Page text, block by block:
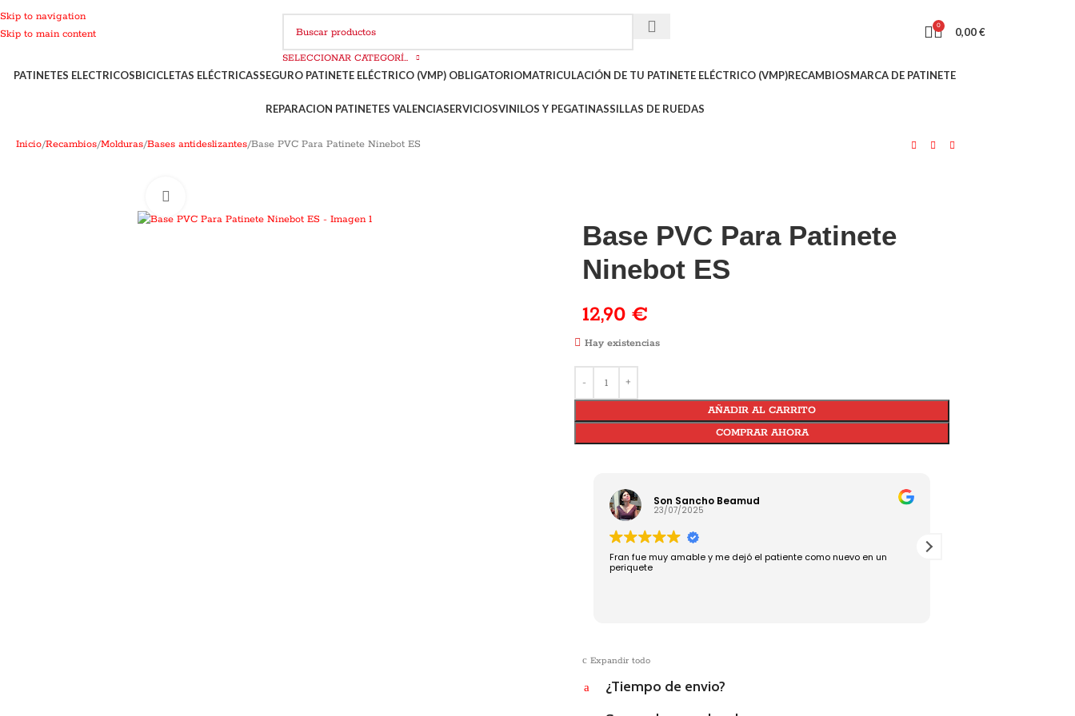
Skip to navigation
Skip to main content
SELECCIONAR CATEGORÍA
0 0,00€
PATINETES ELECTRICOSBICICLETAS ELÉCTRICASSEGURO PATINETE ELÉCTRICO (VMP) OBLIGATORIOMATRICULACIÓN DE TU PATINETE ELÉCTRICO (VMP)RECAMBIOSMARCA DE PATINETE
REPARACION PATINETES VALENCIASERVICIOSVINILOS Y PEGATINASSILLAS DE RUEDAS
Inicio Recambios Molduras Bases antideslizantes Base PVC Para Patinete Ninebot ES
Base PVC Para Patinete
Ninebot ES
12,90€
Son Sancho Beamud
23/07/2025
Fran fue muy amable y me dejó el patiente como nuevo en un
periquete
c Expandir todo
a
¿Tiempo de envio?
Hay existencias
AÑADIR AL CARRITO
COMPRAR AHORA